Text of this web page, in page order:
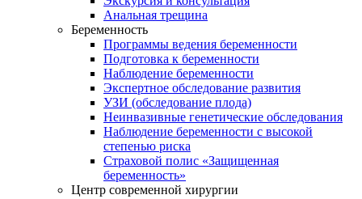
Анальная трещина
Беременность
Программы ведения беременности
Подготовка к беременности
Наблюдение беременности
Экспертное обследование развития
УЗИ (обследование плода)
Неинвазивные генетические обследования
Наблюдение беременности с высокой
степенью риска
Страховой полис «Защищенная
беременность»
Центр современной хирургии